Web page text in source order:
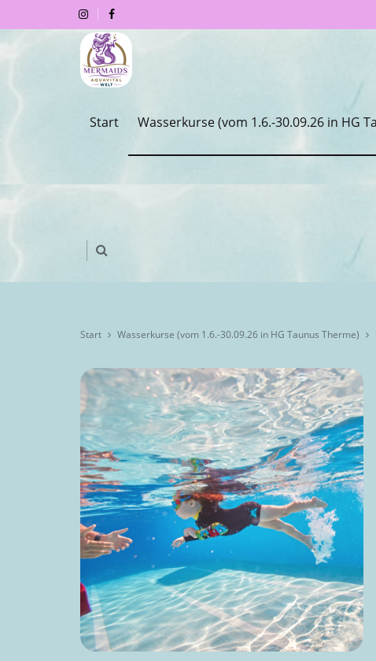
Start Wasserkurse (vom 1.6.-30.09.26 in HG
Start Wasserkurse (vom 1.6.-30.09.26 in HG Taunus Therme)